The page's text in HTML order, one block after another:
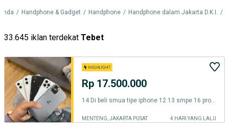
/ Handphone & Gadget / Handphone / Handphone dalam Jakarta D.K.I. /
33.645 iklan terdekat Tebet
Rp 17.500.000
MENTENG, JAKARTA PUSAT 4 HARI YANG LALU